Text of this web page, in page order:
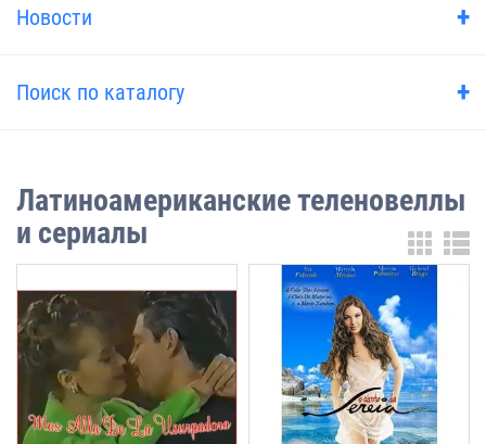
Новости +
Поиск по каталогу +
Латиноамериканские теленовеллы
и сериалы